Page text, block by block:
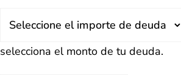
selecciona el monto de tu deuda.